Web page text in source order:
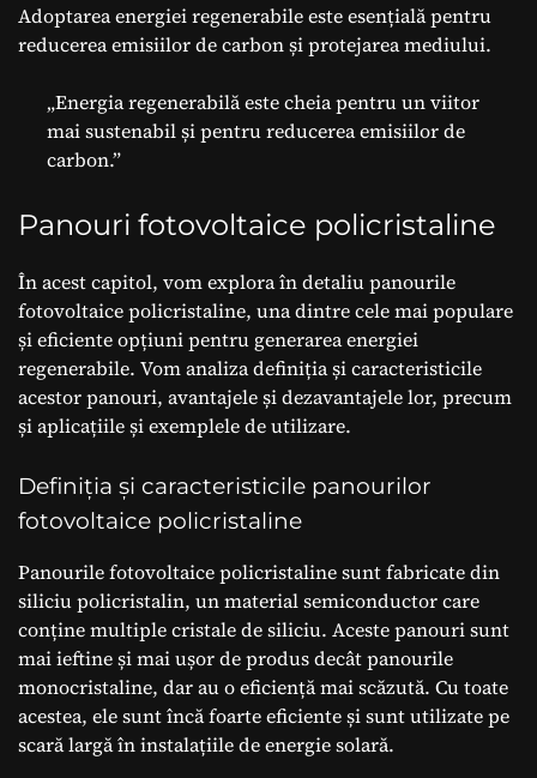
Adoptarea energiei regenerabile este esențială pentru
reducerea emisiilor de carbon și protejarea mediului.
„Energia regenerabilă este cheia pentru un viitor
mai sustenabil și pentru reducerea emisiilor de
carbon.”
Panouri fotovoltaice policristaline
În acest capitol, vom explora în detaliu panourile
fotovoltaice policristaline, una dintre cele mai populare
și eficiente opțiuni pentru generarea energiei
regenerabile. Vom analiza definiția și caracteristicile
acestor panouri, avantajele și dezavantajele lor, precum
și aplicațiile și exemplele de utilizare.
Definiția și caracteristicile panourilor
fotovoltaice policristaline
Panourile fotovoltaice policristaline sunt fabricate din
siliciu policristalin, un material semiconductor care
conține multiple cristale de siliciu. Aceste panouri sunt
mai ieftine și mai ușor de produs decât panourile
monocristaline, dar au o eficiență mai scăzută. Cu toate
acestea, ele sunt încă foarte eficiente și sunt utilizate pe
scară largă în instalațiile de energie solară.